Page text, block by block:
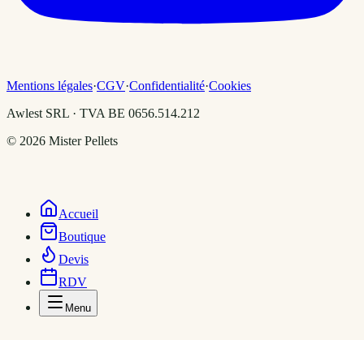
Mentions légales·CGV·Confidentialité·Cookies
Awlest SRL · TVA BE 0656.514.212
© 2026 Mister Pellets
Accueil
Boutique
Devis
RDV
Menu